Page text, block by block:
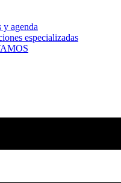
y agenda
especializadas